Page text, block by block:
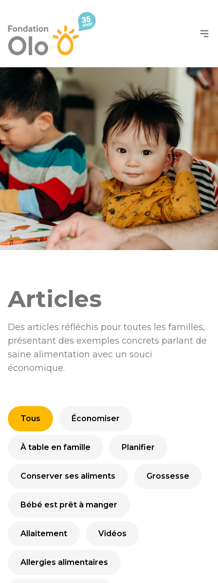
Articles
Des articles réfléchis pour toutes les familles,
présentant des exemples concrets parlant de
saine alimentation avec un souci
économique.
Tous Économiser
À table en famille Planifier
Conserver ses aliments Grossesse
Bébé est prêt à manger
Allaitement Vidéos
Allergies alimentaires